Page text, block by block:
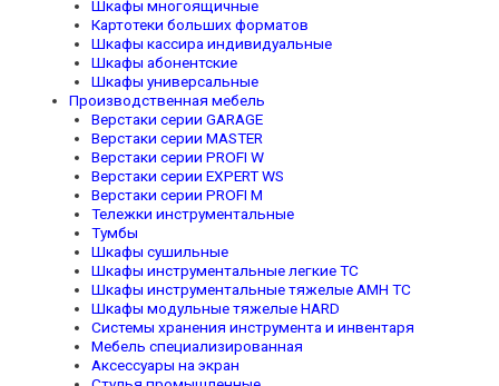
Шкафы многоящичные
Картотеки больших форматов
Шкафы кассира индивидуальные
Шкафы абонентские
Шкафы универсальные
Производственная мебель
Верстаки серии GARAGE
Верстаки серии MASTER
Верстаки серии PROFI W
Верстаки серии EXPERT WS
Верстаки серии PROFI M
Тележки инструментальные
Тумбы
Шкафы сушильные
Шкафы инструментальные легкие TC
Шкафы инструментальные тяжелые AMH TC
Шкафы модульные тяжелые HARD
Системы хранения инструмента и инвентаря
Мебель специализированная
Аксессуары на экран